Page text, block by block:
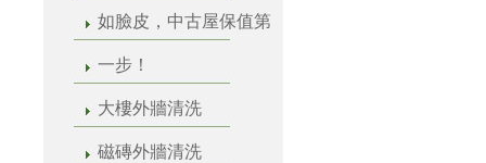
如臉皮，中古屋保值第
一步！
大樓外牆清洗
磁磚外牆清洗